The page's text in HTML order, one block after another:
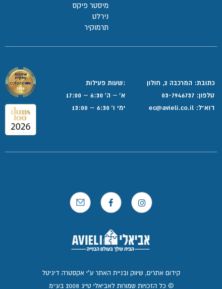
מיסטר פיקס
נירלט
תרמוקיר
כתובת: המרכבה 2, חולון
טלפון: 03-7946737
דוא”ל:
:שעות פעילות
א' – ה' 6:30 – 17:00
ימי ו' 6:30 – 13:00
© כל הזכויות שמורות לאביאלי טייג 2008 בע״מ
קידום אתרים, שיווק ובניית האתר ע"י אקסטרה דיגיטל